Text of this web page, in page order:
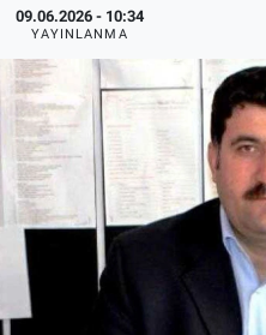
09.06.2026 - 10:34
YAYINLANMA
Dünya
Sağlık
Alış-Veriş/İş dünyası
Röportaj
Ekonomi
Kültür Sanat
Politika
Bilecik
Son Dakika Haberleri
Haber Arşivi